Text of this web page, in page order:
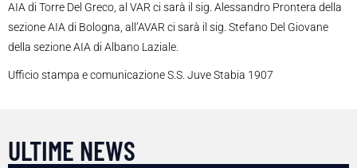
AIA di Torre Del Greco, al VAR ci sarà il sig. Alessandro Prontera della
sezione AIA di Bologna, all’AVAR ci sarà il sig. Stefano Del Giovane
della sezione AIA di Albano Laziale.
Ufficio stampa e comunicazione S.S. Juve Stabia 1907
ULTIME NEWS